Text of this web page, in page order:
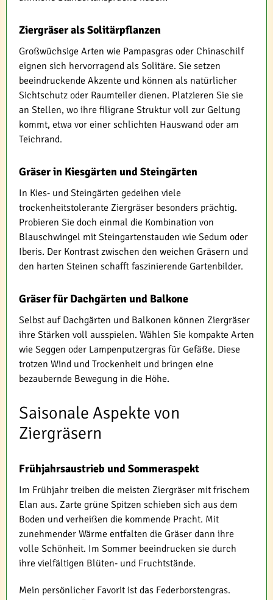
Ziergräser als Solitärpflanzen
Großwüchsige Arten wie Pampasgras oder Chinaschilf
eignen sich hervorragend als Solitäre. Sie setzen
beeindruckende Akzente und können als natürlicher
Sichtschutz oder Raumteiler dienen. Platzieren Sie sie
an Stellen, wo ihre filigrane Struktur voll zur Geltung
kommt, etwa vor einer schlichten Hauswand oder am
Teichrand.
Gräser in Kiesgärten und Steingärten
In Kies- und Steingärten gedeihen viele
trockenheitstolerante Ziergräser besonders prächtig.
Probieren Sie doch einmal die Kombination von
Blauschwingel mit Steingartenstauden wie Sedum oder
Iberis. Der Kontrast zwischen den weichen Gräsern und
den harten Steinen schafft faszinierende Gartenbilder.
Gräser für Dachgärten und Balkone
Selbst auf Dachgärten und Balkonen können Ziergräser
ihre Stärken voll ausspielen. Wählen Sie kompakte Arten
wie Seggen oder Lampenputzergras für Gefäße. Diese
trotzen Wind und Trockenheit und bringen eine
bezaubernde Bewegung in die Höhe.
Saisonale Aspekte von
Ziergräsern
Frühjahrsaustrieb und Sommeraspekt
Im Frühjahr treiben die meisten Ziergräser mit frischem
Elan aus. Zarte grüne Spitzen schieben sich aus dem
Boden und verheißen die kommende Pracht. Mit
zunehmender Wärme entfalten die Gräser dann ihre
volle Schönheit. Im Sommer beeindrucken sie durch
ihre vielfältigen Blüten- und Fruchtstände.
Mein persönlicher Favorit ist das Federborstengras.